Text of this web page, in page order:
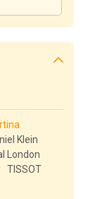
Klein
London
TISSOT